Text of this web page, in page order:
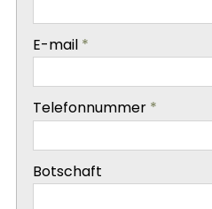
E-mail *
Telefonnummer *
Botschaft